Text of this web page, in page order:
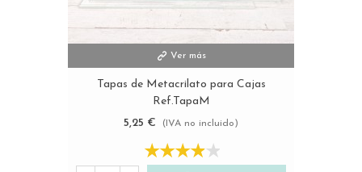
Ver más
Tapas de Metacrilato para Cajas
Ref.TapaM
5,25 €
(IVA no incluido)